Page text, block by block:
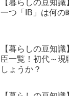
【暮らしの豆知
一つ「IB」は何の
【暮らしの豆知
臣一覧！初代～
しょうか？